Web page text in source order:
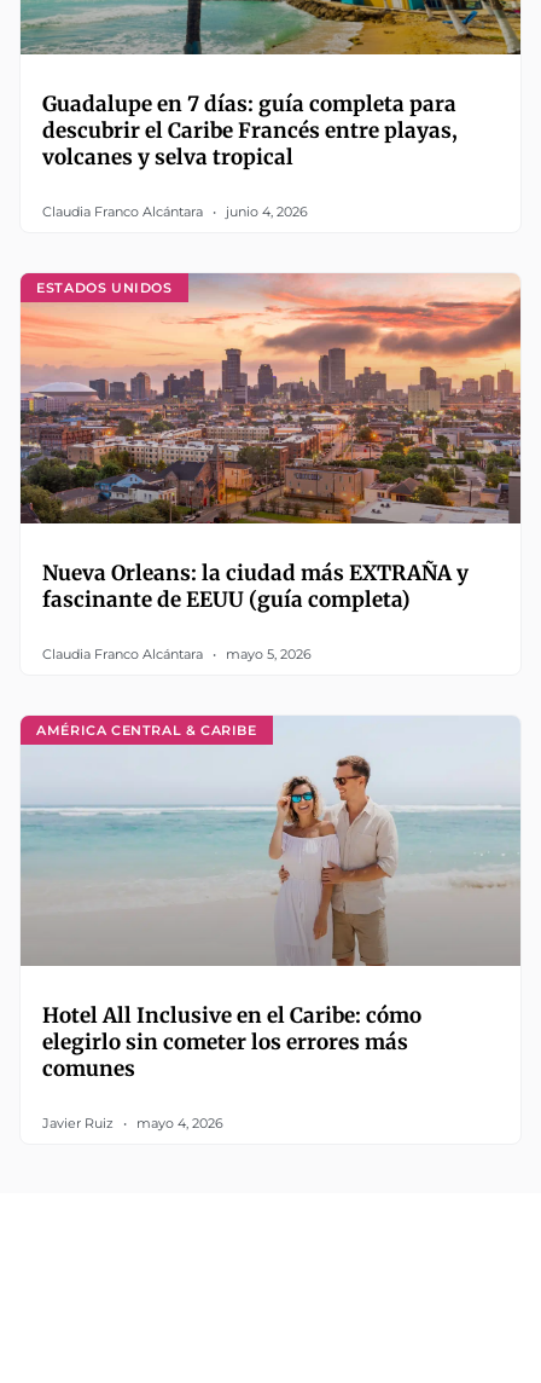
Guadalupe en 7 días: guía completa para
descubrir el Caribe Francés entre playas,
volcanes y selva tropical
Claudia Franco Alcántara junio 4, 2026
ESTADOS UNIDOS
Nueva Orleans: la ciudad más EXTRAÑA y
fascinante de EEUU (guía completa)
Claudia Franco Alcántara mayo 5, 2026
AMÉRICA CENTRAL & CARIBE
Hotel All Inclusive en el Caribe: cómo
elegirlo sin cometer los errores más
comunes
Javier Ruiz mayo 4, 2026